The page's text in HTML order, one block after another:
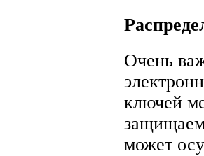
Очень
ключей
может